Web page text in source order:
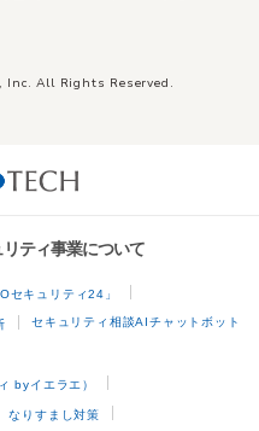
Inc. All Rights Reserved.
ティ事業について
セキュリティ24」
セキュリティ相談AIチャットボット
byイエラエ）
なりすまし対策